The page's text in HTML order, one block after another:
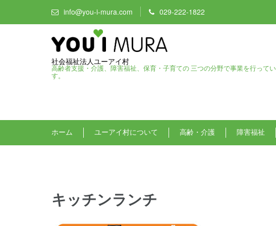
info@you-i-mura.com 029-222-1822
社会福祉法人ユーアイ村
高齢者支援・介護、障害福祉、保育・子育ての 三つの分野で事業を行って
す。
ホーム ユーアイ村について 高齢・介護 障害福祉
キッチンランチ